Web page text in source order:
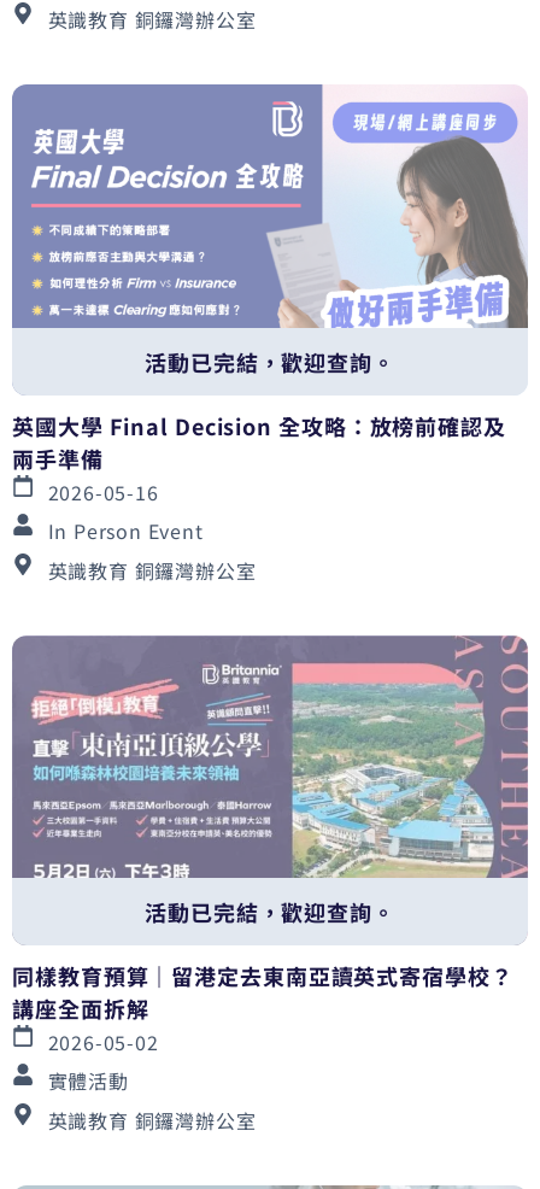
英識教育 銅鑼灣辦公室
活動已完結，歡迎查詢。
英國大學 Final Decision 全攻略：放榜前確認及
兩手準備
2026-05-16
In Person Event
英識教育 銅鑼灣辦公室
活動已完結，歡迎查詢。
同樣教育預算｜留港定去東南亞讀英式寄宿學校？
講座全面拆解
2026-05-02
實體活動
英識教育 銅鑼灣辦公室